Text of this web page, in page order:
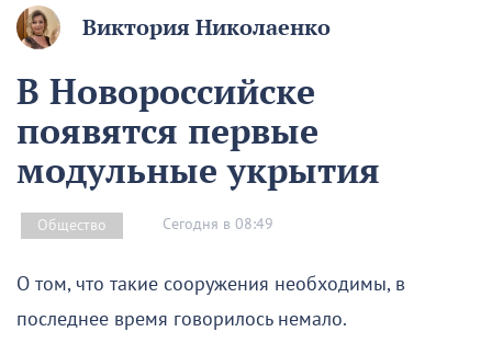
Виктория Николаенко
В Новороссийске
появятся первые
модульные укрытия
Общество Сегодня в 08:49
О том, что такие сооружения необходимы, в
последнее время говорилось немало.